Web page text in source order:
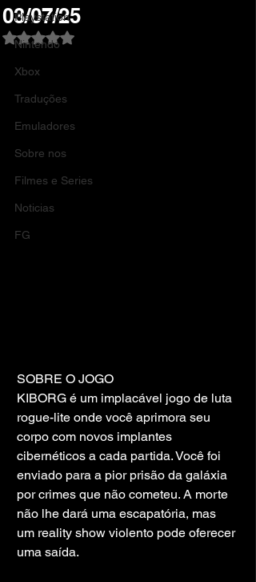
Playstation
Nintendo
Xbox
Traduções
Emuladores
Sobre nos
Filmes e Series
Noticias
FG
03/07/25
Avaliado com NaN de 5 estrelas.
SOBRE O JOGO
KIBORG é um implacável jogo de luta
rogue-lite onde você aprimora seu
corpo com novos implantes
cibernéticos a cada partida. Você foi
enviado para a pior prisão da galáxia
por crimes que não cometeu. A morte
não lhe dará uma escapatória, mas
um reality show violento pode oferecer
uma saída.